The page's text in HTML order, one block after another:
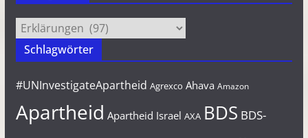
Kategorien
Schlagwörter
#UNInvestigateApartheid Agrexco Ahava Amazon
Apartheid Apartheid Israel AXA BDS BDS-